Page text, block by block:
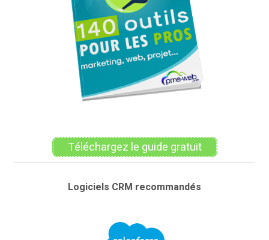
Téléchargez le guide gratuit
Logiciels CRM recommandés